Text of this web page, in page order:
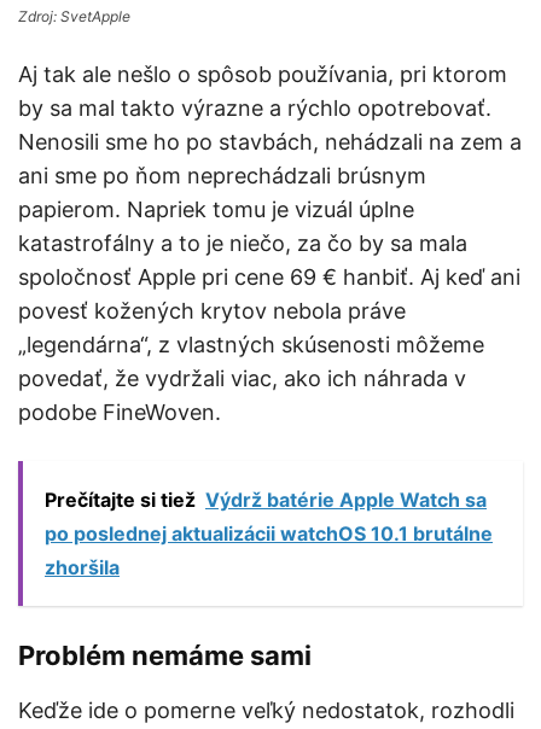
Zdroj: SvetApple
Aj tak ale nešlo o spôsob používania, pri ktorom
by sa mal takto výrazne a rýchlo opotrebovať.
Nenosili sme ho po stavbách, nehádzali na zem a
ani sme po ňom neprechádzali brúsnym
papierom. Napriek tomu je vizuál úplne
katastrofálny a to je niečo, za čo by sa mala
spoločnosť Apple pri cene 69 € hanbiť. Aj keď ani
povesť kožených krytov nebola práve
„legendárna“, z vlastných skúsenosti môžeme
povedať, že vydržali viac, ako ich náhrada v
podobe FineWoven.
Prečítajte si tiež Výdrž batérie Apple Watch sa
po poslednej aktualizácii watchOS 10.1 brutálne
zhoršila
Problém nemáme sami
Keďže ide o pomerne veľký nedostatok, rozhodli